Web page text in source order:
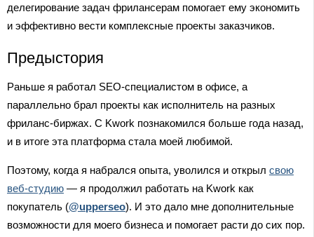
делегирование задач фрилансерам помогает ему экономить
и эффективно вести комплексные проекты заказчиков.
Предыстория
Раньше я работал SEO-специалистом в офисе, а
параллельно брал проекты как исполнитель на разных
фриланс-биржах. С Kwork познакомился больше года назад,
и в итоге эта платформа стала моей любимой.
Поэтому, когда я набрался опыта, уволился и открыл свою
веб-студию — я продолжил работать на Kwork как
покупатель (@upperseo). И это дало мне дополнительные
возможности для моего бизнеса и помогает расти до сих пор.